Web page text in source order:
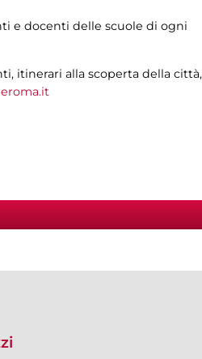
e docenti delle scuole di ogni
itinerari alla scoperta della città,